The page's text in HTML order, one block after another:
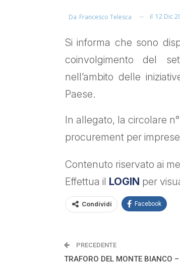
Da Francesco Telesca il 12 Dic
Si informa che sono
coinvolgimento del
nell’ambito delle
Paese.
In allegato, la circolare
procurement per
Contenuto riservato ai
Effettua il LOGIN per
Condividi Facebook
PRECEDENTE
TRAFORO DEL MONTE BIANCO